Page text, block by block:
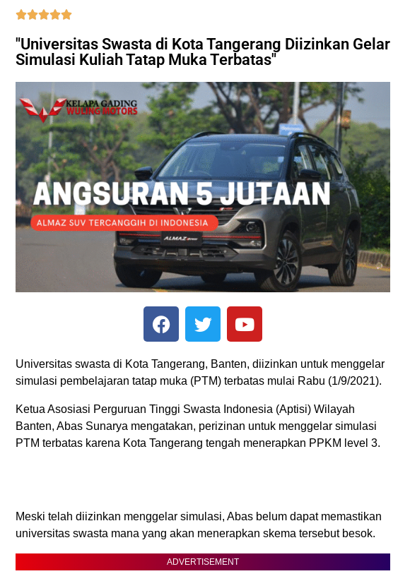

"Universitas Swasta di Kota Tangerang Diizinkan Gelar
Simulasi Kuliah Tatap Muka Terbatas"
Universitas swasta di Kota Tangerang, Banten, diizinkan untuk menggelar
simulasi pembelajaran tatap muka (PTM) terbatas mulai Rabu (1/9/2021).
Ketua Asosiasi Perguruan Tinggi Swasta Indonesia (Aptisi) Wilayah
Banten, Abas Sunarya mengatakan, perizinan untuk menggelar simulasi
PTM terbatas karena Kota Tangerang tengah menerapkan PPKM level 3.
Meski telah diizinkan menggelar simulasi, Abas belum dapat memastikan
universitas swasta mana yang akan menerapkan skema tersebut besok.
ADVERTISEMENT